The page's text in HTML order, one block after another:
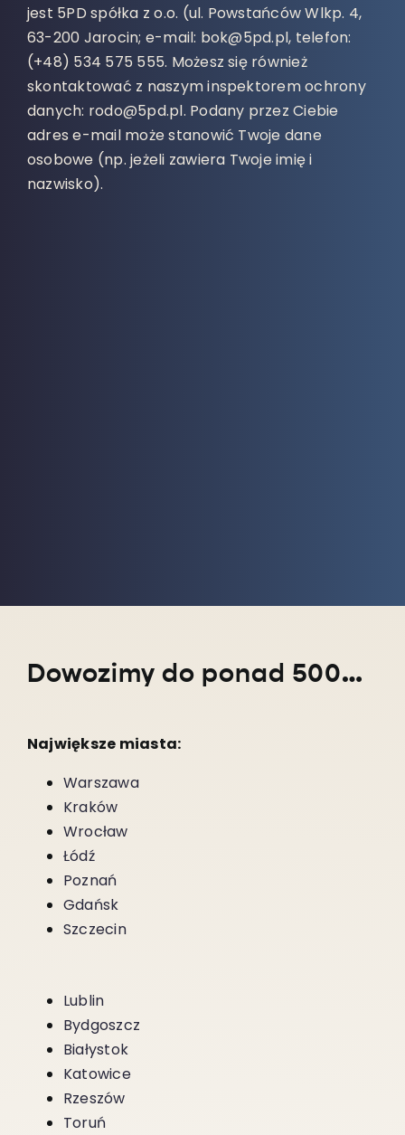
jest 5PD spółka z o.o. (ul. Powstańców Wlkp. 4,
63-200 Jarocin; e-mail: bok@5pd.pl, telefon:
(+48) 534 575 555. Możesz się również
skontaktować z naszym inspektorem ochrony
danych: rodo@5pd.pl. Podany przez Ciebie
adres e-mail może stanowić Twoje dane
osobowe (np. jeżeli zawiera Twoje imię i
nazwisko).
Dowozimy do ponad 5000 miejscowości w całym kraju!
Największe miasta:
Warszawa
Kraków
Wrocław
Łódź
Poznań
Gdańsk
Szczecin
Lublin
Bydgoszcz
Białystok
Katowice
Rzeszów
Toruń